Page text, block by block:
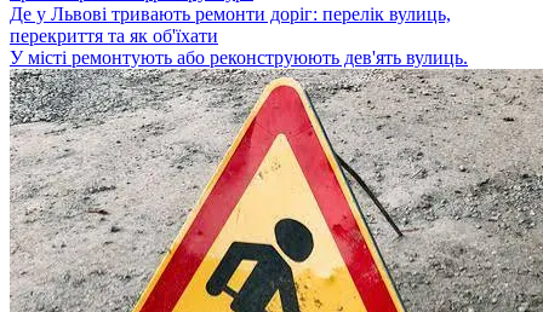
Де у Львові тривають ремонти доріг: перелік вулиць,
перекриття та як об'їхати
У місті ремонтують або реконструюють дев'ять вулиць.